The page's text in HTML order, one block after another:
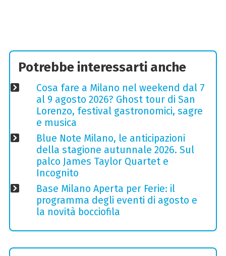
Potrebbe interessarti anche
Cosa fare a Milano nel weekend dal 7
al 9 agosto 2026? Ghost tour di San
Lorenzo, festival gastronomici, sagre
e musica
Blue Note Milano, le anticipazioni
della stagione autunnale 2026. Sul
palco James Taylor Quartet e
Incognito
Base Milano Aperta per Ferie: il
programma degli eventi di agosto e
la novità bocciofila